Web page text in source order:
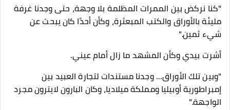
"كنا نركض بين الممرات المظلمة بلا وجهة، حتى وجدنا غرفة
مليئة بالأوراق والكتب المبعثرة، وكأن أحدًا كان يبحث عن
شيء ثمين."
أشرت بيدي وكأن المشهد ما زال أمام عيني.
"وبين تلك الأوراق... وجدنا مستندات لتجارة العبيد بين
إمبراطورية أوبيليا ومملكة ميلاديا، وكان البارون لايترون مجرد
الواجهة."